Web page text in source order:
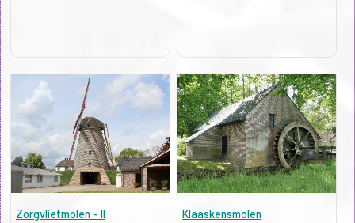
Zorgvlietmolen - II
Klaaskensmolen